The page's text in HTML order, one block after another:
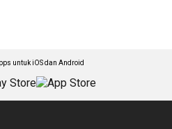
untuk iOS dan Android